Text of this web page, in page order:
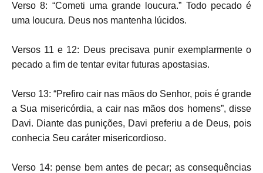
Verso 8: “Cometi uma grande loucura.” Todo pecado é
uma loucura. Deus nos mantenha lúcidos.
Versos 11 e 12: Deus precisava punir exemplarmente o
pecado a fim de tentar evitar futuras apostasias.
Verso 13: “Prefiro cair nas mãos do Senhor, pois é grande
a Sua misericórdia, a cair nas mãos dos homens”, disse
Davi. Diante das punições, Davi preferiu a de Deus, pois
conhecia Seu caráter misericordioso.
Verso 14: pense bem antes de pecar; as consequências